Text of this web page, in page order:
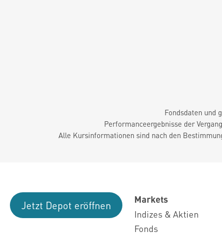
Fondsdaten und
Performanceergebnisse der
Alle Kursinformationen sind nach den
Jetzt Depot eröffnen
Markets
Indizes & Aktien
Fonds